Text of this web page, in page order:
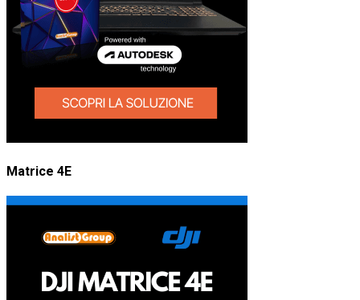
Matrice 4E